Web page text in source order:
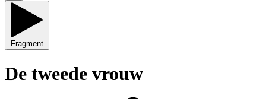
Fragment
De tweede vrouw